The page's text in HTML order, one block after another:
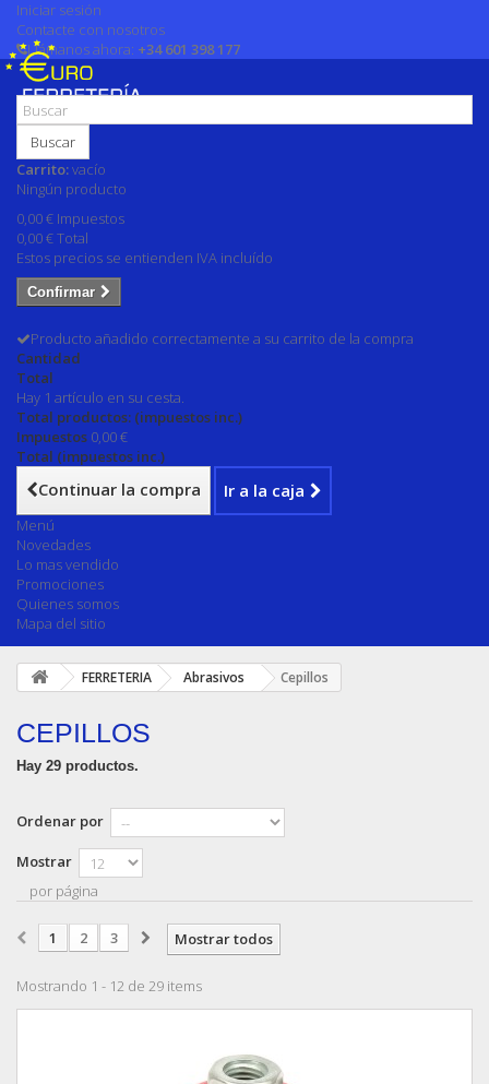
Iniciar sesión
Contacte con nosotros
Llámanos ahora: +34 601 398 177
Buscar
Carrito:vacío
Ningún producto
0,00 € Impuestos
0,00 €Total
Estos precios se entienden IVA incluído
Confirmar
Producto añadido correctamente a su carrito de la compra
Cantidad
Total
Hay 1 artículo en su cesta.
Total productos: (impuestos inc.)
Impuestos 0,00 €
Total (impuestos inc.)
Continuar la compra Ir a la caja
Menú
Novedades
Lo mas vendido
Promociones
Quienes somos
Mapa del sitio
FERRETERIA Abrasivos Cepillos
CEPILLOS
Hay 29 productos.
Ordenar por
Mostrar
por página
Mostrar todos
1 2 3
Mostrando 1 - 12 de 29 items